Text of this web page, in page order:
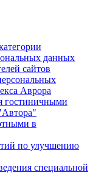
данных
сайтов
Аврора
гостиничными
в
по улучшению
специальной